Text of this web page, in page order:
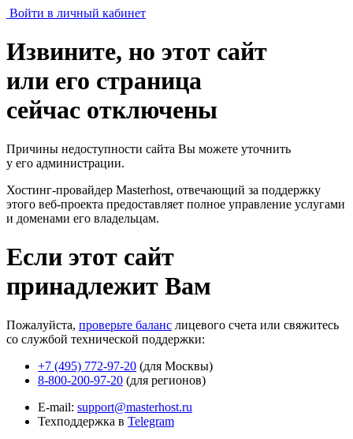
Войти в личный кабинет
Извините, но этот сайт
или его страница
сейчас отключены
Причины недоступности сайта Вы можете уточнить
у его администрации.
Хостинг-провайдер Masterhost, отвечающий за поддержку
этого веб-проекта предоставляет полное управление услугами
и доменами его владельцам.
Если этот сайт
принадлежит Вам
Пожалуйста, проверьте баланс лицевого счета или свяжитесь
со службой технической поддержки:
+7 (495) 772-97-20 (для Москвы)
8-800-200-97-20 (для регионов)
E-mail: support@masterhost.ru
Техподдержка в Telegram